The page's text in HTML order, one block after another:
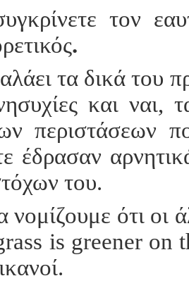
τον
.
τα δικά του
και ναι,
περιστάσεων
έδρασαν
του.
νομίζουμε ότι οι
is greener on